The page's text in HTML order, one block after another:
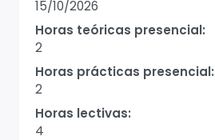
15/10/2026
Horas teóricas presencial:
2
Horas prácticas presencial:
2
Horas lectivas:
4